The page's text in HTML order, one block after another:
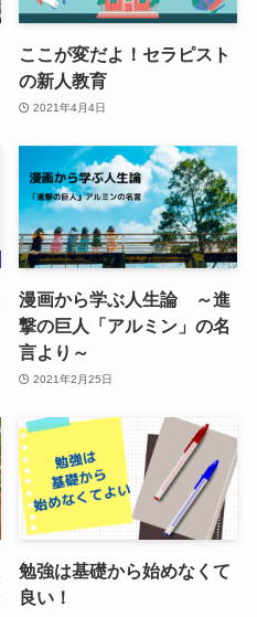
ここが変だよ！セラピスト
の新人教育
2021年4月4日
漫画から学ぶ人生論 ～進
撃の巨人「アルミン」の名
言より～
2021年2月25日
勉強は基礎から始めなくて
良い！